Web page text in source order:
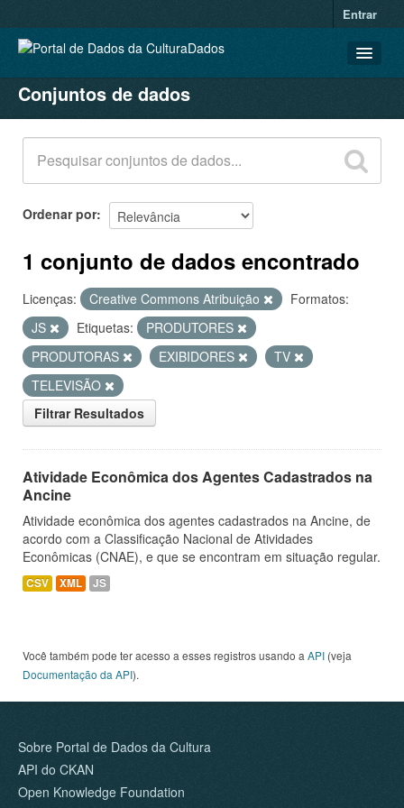
Entrar
CONJUNTOS DE DADOS
ORGANIZAÇÕES
GRUPOS
SOBRE
Conjuntos de dados
Ordenar por
1 conjunto de dados encontrado
Licenças: Creative Commons Atribuição
Formatos:
JS
Etiquetas:
PRODUTORES
PRODUTORAS
EXIBIDORES
TV
TELEVISÃO
Filtrar Resultados
Atividade Econômica dos Agentes Cadastrados na
Ancine
Atividade econômica dos agentes cadastrados na Ancine, de
acordo com a Classificação Nacional de Atividades
Econômicas (CNAE), e que se encontram em situação regular.
CSV XML JS
Você também pode ter acesso a esses registros usando a API (veja
Documentação da API).
Sobre Portal de Dados da Cultura
API do CKAN
Open Knowledge Foundation